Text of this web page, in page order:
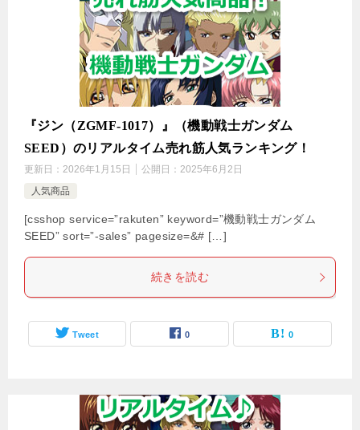
『ジン（ZGMF-1017）』（機動戦士ガンダム
SEED）のリアルタイム売れ筋人気ランキング！
更新日： 2026年1月15日 公開日： 2025年6月2日
人気商品
[csshop service=”rakuten” keyword=”機動戦士ガンダム
SEED” sort=”-sales” pagesize=&# […]
続きを読む
Tweet 0 0